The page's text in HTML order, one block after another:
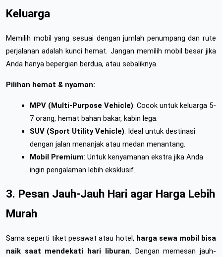
Keluarga
Memilih mobil yang sesuai dengan jumlah penumpang dan rute
perjalanan adalah kunci hemat. Jangan memilih mobil besar jika
Anda hanya bepergian berdua, atau sebaliknya.
Pilihan hemat & nyaman:
MPV (Multi-Purpose Vehicle): Cocok untuk keluarga 5-
7 orang, hemat bahan bakar, kabin lega.
SUV (Sport Utility Vehicle): Ideal untuk destinasi
dengan jalan menanjak atau medan menantang.
Mobil Premium: Untuk kenyamanan ekstra jika Anda
ingin pengalaman lebih eksklusif.
3. Pesan Jauh-Jauh Hari agar Harga Lebih
Murah
Sama seperti tiket pesawat atau hotel, harga sewa mobil bisa
naik saat mendekati hari liburan. Dengan memesan jauh-